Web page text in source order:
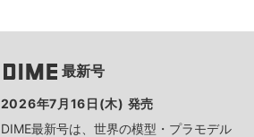
最新号
2026年7月16日(木) 発売
DIME最新号は、世界の模型・プラモデル